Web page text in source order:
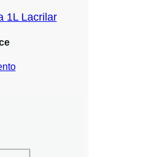
1L Lacrilar